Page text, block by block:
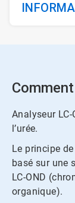
Analyseur
l’urée.
Le principe
basé sur une
LC-OND
organique).